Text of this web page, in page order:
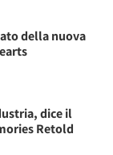
della nuova
dice il
Retold